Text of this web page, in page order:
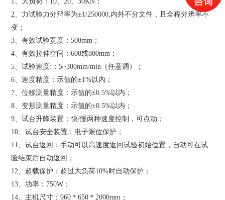
2、力试验力分辩率为±1/250000,内外不分文件，且全程分辨率不
变；
3、有效试验宽度：500mm；
4、有效拉伸空间：600或800mm；
5、试验速度:：5~300mm/min（任意调）；
6、速度精度：示值的±1%以内；
7、位移测量精度：示值的±0.5%以内；
8、变形测量精度：示值的±0.5%以内；
9、试台升降装置：快/慢两种速度控制，可点动；
10、试台安全装置：电子限位保护；
11、试台返回：手动可以高速度返回试验初始位置，自动可在试
验结束后自动返回；
12、超载保护：超过大负荷10%时自动保护；
13、功率：750W；
14、主机尺寸：960＊650＊2000mm；